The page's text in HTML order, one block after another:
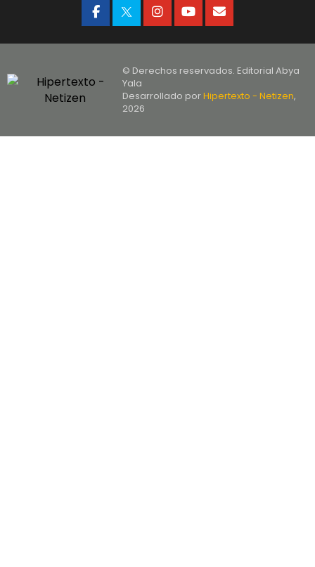
© Derechos reservados. Editorial Abya
Yala
Desarrollado porHipertexto - Netizen,
2026